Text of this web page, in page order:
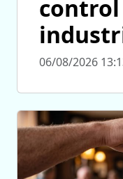
control
06/08/2026